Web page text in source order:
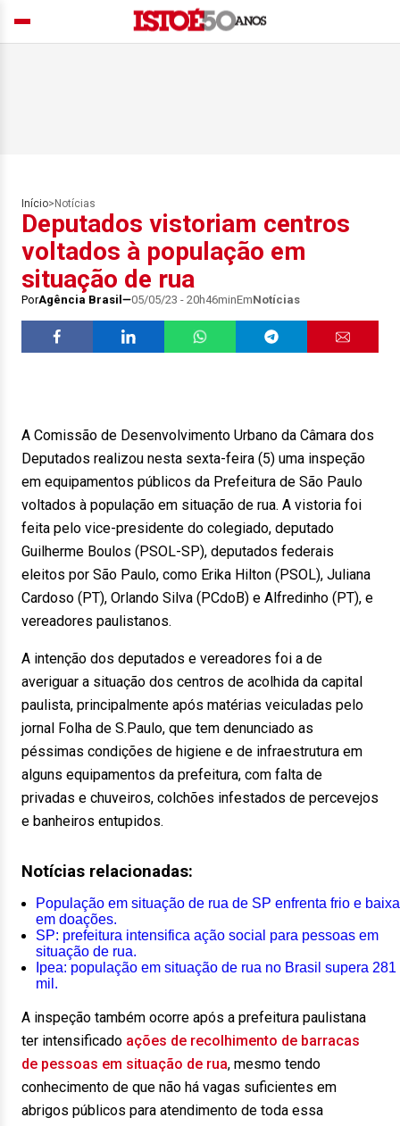
Início> Notícias
Deputados vistoriam centros
voltados à população em
situação de rua
PorAgência Brasil 05/05/23 - 20h46minEmNotícias
A Comissão de Desenvolvimento Urbano da Câmara dos
Deputados realizou nesta sexta-feira (5) uma inspeção
em equipamentos públicos da Prefeitura de São Paulo
voltados à população em situação de rua. A vistoria foi
feita pelo vice-presidente do colegiado, deputado
Guilherme Boulos (PSOL-SP), deputados federais
eleitos por São Paulo, como Erika Hilton (PSOL), Juliana
Cardoso (PT), Orlando Silva (PCdoB) e Alfredinho (PT), e
vereadores paulistanos.
A intenção dos deputados e vereadores foi a de
averiguar a situação dos centros de acolhida da capital
paulista, principalmente após matérias veiculadas pelo
jornal Folha de S.Paulo, que tem denunciado as
péssimas condições de higiene e de infraestrutura em
alguns equipamentos da prefeitura, com falta de
privadas e chuveiros, colchões infestados de percevejos
e banheiros entupidos.
Notícias relacionadas:
População em situação de rua de SP enfrenta frio e baixa
em doações.
SP: prefeitura intensifica ação social para pessoas em
situação de rua.
Ipea: população em situação de rua no Brasil supera 281
mil.
A inspeção também ocorre após a prefeitura paulistana
ter intensificado ações de recolhimento de barracas
de pessoas em situação de rua, mesmo tendo
conhecimento de que não há vagas suficientes em
abrigos públicos para atendimento de toda essa